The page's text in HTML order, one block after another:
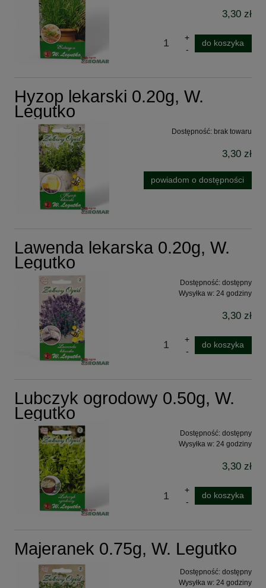
3,30 zł
do koszyka
Hyzop lekarski 0.20g, W.
Legutko
Dostępność: brak towaru
3,30 zł
powiadom o dostępności
Lawenda lekarska 0.20g, W.
Legutko
Dostępność: dostępny
Wysyłka w: 24 godziny
3,30 zł
do koszyka
Lubczyk ogrodowy 0.50g, W.
Legutko
Dostępność: dostępny
Wysyłka w: 24 godziny
3,30 zł
do koszyka
Majeranek 0.75g, W. Legutko
Dostępność: dostępny
Wysyłka w: 24 godziny